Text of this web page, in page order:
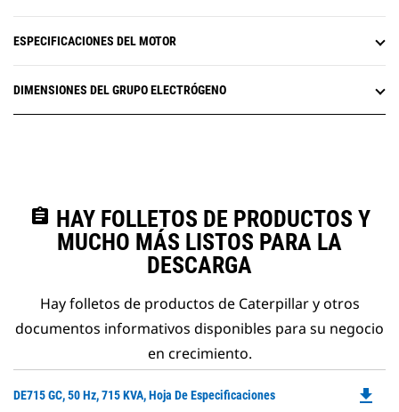
ESPECIFICACIONES DEL MOTOR
DIMENSIONES DEL GRUPO ELECTRÓGENO
assignment HAY FOLLETOS DE PRODUCTOS Y
MUCHO MÁS LISTOS PARA LA
DESCARGA
Hay folletos de productos de Caterpillar y otros
documentos informativos disponibles para su negocio
en crecimiento.
DE715 GC, 50 Hz, 715 KVA, Hoja De Especificaciones file_download